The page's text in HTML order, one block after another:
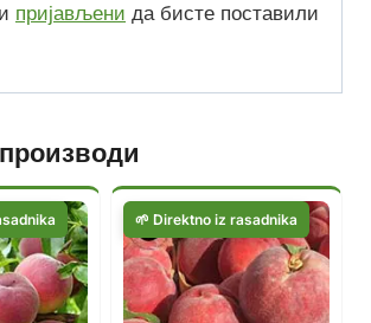
пријављени да бисте поставили